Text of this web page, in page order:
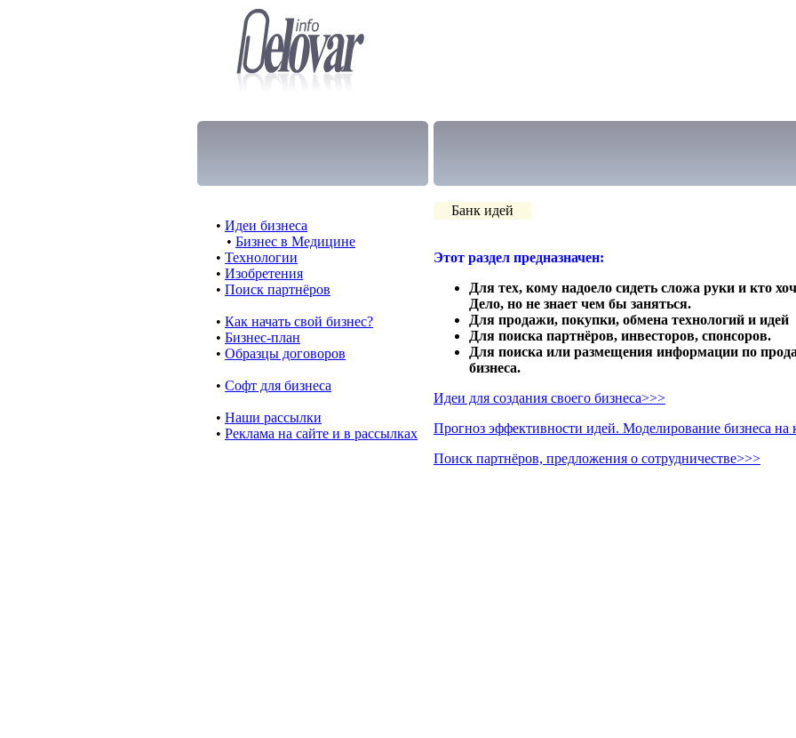
• Идеи бизнеса
• Бизнес в Медицине
• Технологии
• Изобретения
• Поиск партнёров
• Как начать свой бизнес?
• Бизнес-план
• Образцы договоров
• Cофт для бизнеса
• Наши рассылки
• Реклама на сайте и в рассылках
Банк идей
Этот раздел предназначен:
Для тех, кому надоело сидеть сложа руки и кто
Дело, но не знает чем бы заняться.
Для продажи, покупки, обмена технологий и идей
Для поиска партнёров, инвесторов, спонсоров.
Для поиска или размещения информации по
бизнеса.
Идеи для создания своего бизнеса>>>
Прогноз эффективности идей. Моделирование бизнеса на
Поиск партнёров, предложения о сотрудничестве>>>